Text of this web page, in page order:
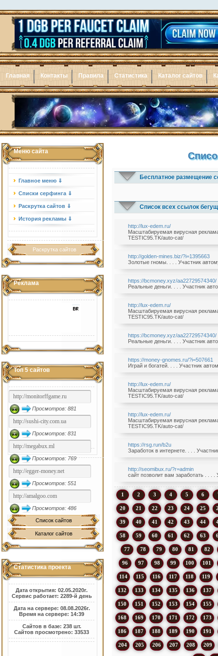
Главная Контакты Правила Статистика Каталог сайтов
Меню сайта
Главное меню ⇓
Списки серфинга ⇓
Раскрутка сайтов ⇓
История рекламы ⇓
Раскрутка сайтов
Реклама
Топ 5 сайтов
Просмотров: 881
Просмотров: 831
Просмотров: 769
Просмотров: 551
Просмотров: 486
Список сайтов
Каталог сайтов
Статистика проекта
Дата открытия: 02.05.2020г.
Сервис работает: 2289-й день
Дата на сервере: 08.08.2026г.
Время на сервере: 14:39
Сайтов в базе: 238 шт.
Сайтов просмотрено: 33533
Бесплатное размещение
Список всех ссылок
http://lux-edem.ru/
Масштабируемая вирусная
TESTIC95.TK/auto-cat/
http://golden-mines.biz/?i=1395663
Золотые гномы. . . . Участник
https://bcmoney.xyz/aa22729574340/
Реальные деньги. . . . Участник
http://lux-edem.ru/
Масштабируемая вирусная
TESTIC95.TK/auto-cat/
https://bcmoney.xyz/aa22729574340/
Реальные деньги. . . . Участник
https://money-gnomes.ru/?i=507661
Играй и богатей. . . . Участник
http://lux-edem.ru/
Масштабируемая вирусная
TESTIC95.TK/auto-cat/
http://lux-edem.ru/
Масштабируемая вирусная
TESTIC95.TK/auto-cat/
https://rsg.run/b2u
Заработок в интернете. . . .
http://seomibux.ru/?r=admin
сайт позволит вам заработать . . .
1 2 3 4 5 6
20 21 22 23 24 25
39 40 41 42 43 44
58 59 60 61 62 63
77 78 79 80 81 82
96 97 98 99 100 101
114 115 116 117 118 119
132 133 134 135 136 137
150 151 152 153 154 155
168 169 170 171 172 173
186 187 188 189 190 191
204 205 206 207 208 209